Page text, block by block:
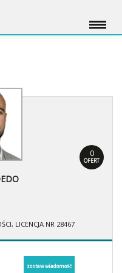
0
OFERT
LICENCJA NR 28467
zostaw wiadomość